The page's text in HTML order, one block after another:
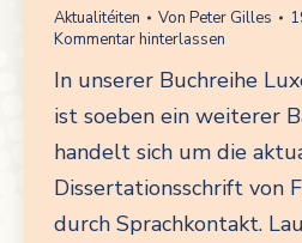
Aktualitéiten Von Peter Gilles
Kommentar hinterlassen
In unserer Buchreihe
ist soeben ein weiterer
handelt sich um die
Dissertationsschrift von
durch Sprachkontakt.